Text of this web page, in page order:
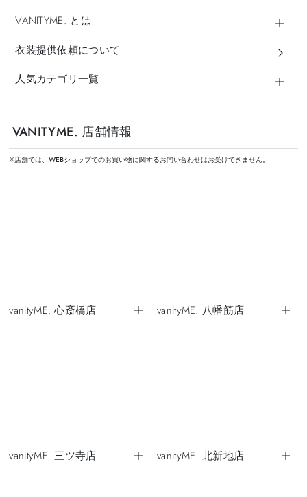
VANITYME. とは
衣装提供依頼について
人気カテゴリ一覧
VANITYME. 店舗情報
※店舗では、WEBショップでのお買い物に関するお問い合わせはお受けできません。
vanityME. 心斎橋店 vanityME. 八幡筋店
vanityME. 三ツ寺店 vanityME. 北新地店